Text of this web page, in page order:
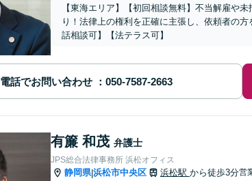
【東海エリア】【初回相談無料】不当解雇や
り！法律上の権利を正確に主張し、依頼者の
話相談可】【法テラス可】
電話でお問い合わせ
有簾 和茂 弁護士
JPS総合法律事務所 浜松オフィス
静岡県|浜松市中央区 浜松駅 から徒歩3分営